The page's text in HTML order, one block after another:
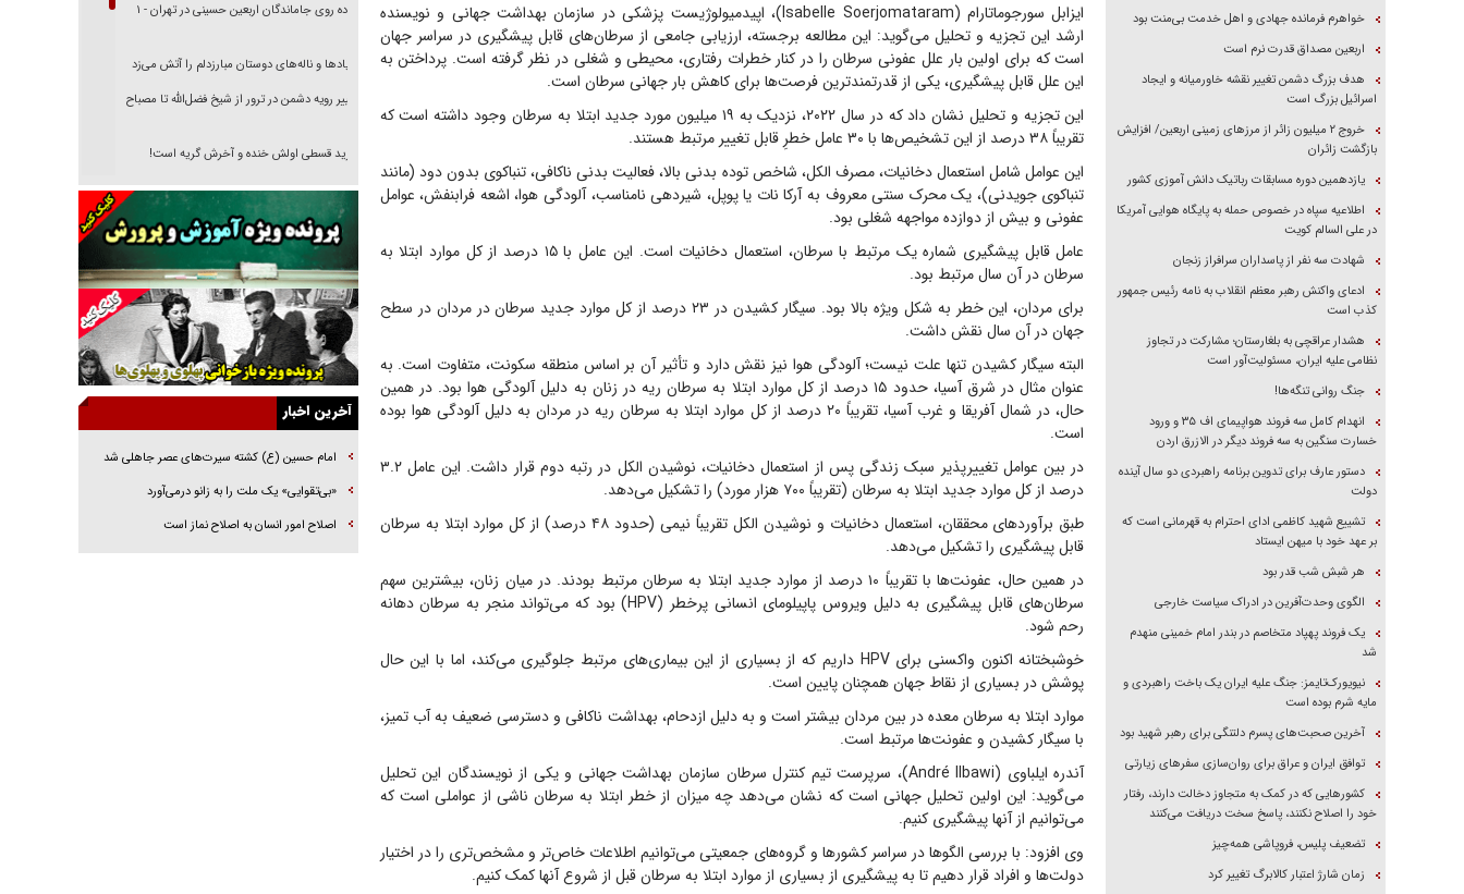
ایزابل سورجوماتارام (Isabelle Soerjomataram)، اپیدمیولوژیست پزشکی در سازمان بهداشت جهانی و نویسنده
ارشد این تجزیه و تحلیل می‌گوید: این مطالعه برجسته، ارزیابی جامعی از سرطان‌های قابل پیشگیری در سراسر جهان
است که برای اولین بار علل عفونی سرطان را در کنار خطرات رفتاری، محیطی و شغلی در نظر گرفته است. پرداختن به
این علل قابل پیشگیری، یکی از قدرتمندترین فرصت‌ها برای کاهش بار جهانی سرطان است.
این تجزیه و تحلیل نشان داد که در سال ۲۰۲۲، نزدیک به ۱۹ میلیون مورد جدید ابتلا به سرطان وجود داشته است که
تقریباً ۳۸ درصد از این تشخیص‌ها با ۳۰ عامل خطرِ قابل تغییر مرتبط هستند.
این عوامل شامل استعمال دخانیات، مصرف الکل، شاخص توده بدنی بالا، فعالیت بدنی ناکافی، تنباکوی بدون دود (مانند
تنباکوی جویدنی)، یک محرک سنتی معروف به آرکا نات یا پوپل، شیردهی نامناسب، آلودگی هوا، اشعه فرابنفش، عوامل
عفونی و بیش از دوازده مواجهه شغلی بود.
عامل قابل پیشگیری شماره یک مرتبط با سرطان، استعمال دخانیات است. این عامل با ۱۵ درصد از کل موارد ابتلا به
سرطان در آن سال مرتبط بود.
برای مردان، این خطر به شکل ویژه بالا بود. سیگار کشیدن در ۲۳ درصد از کل موارد جدید سرطان در مردان در سطح
جهان در آن سال نقش داشت.
البته سیگار کشیدن تنها علت نیست؛ آلودگی هوا نیز نقش دارد و تأثیر آن بر اساس منطقه سکونت، متفاوت است. به
عنوان مثال در شرق آسیا، حدود ۱۵ درصد از کل موارد ابتلا به سرطان ریه در زنان به دلیل آلودگی هوا بود. در همین
حال، در شمال آفریقا و غرب آسیا، تقریباً ۲۰ درصد از کل موارد ابتلا به سرطان ریه در مردان به دلیل آلودگی هوا بوده
است.
در بین عوامل تغییرپذیر سبک زندگی پس از استعمال دخانیات، نوشیدن الکل در رتبه دوم قرار داشت. این عامل ۳.۲
درصد از کل موارد جدید ابتلا به سرطان (تقریباً ۷۰۰ هزار مورد) را تشکیل می‌دهد.
طبق برآورد‌های محققان، استعمال دخانیات و نوشیدن الکل تقریباً نیمی (حدود ۴۸ درصد) از کل موارد ابتلا به سرطان
قابل پیشگیری را تشکیل می‌دهد.
در همین حال، عفونت‌ها با تقریباً ۱۰ درصد از موارد جدید ابتلا به سرطان مرتبط بودند. در میان زنان، بیشترین سهم
سرطان‌های قابل پیشگیری به دلیل ویروس پاپیلومای انسانی پرخطر (HPV) بود که می‌تواند منجر به سرطان دهانه
رحم شود.
خوشبختانه اکنون واکسنی برای HPV داریم که از بسیاری از این بیماری‌های مرتبط جلوگیری می‌کند، اما با این حال
پوشش در بسیاری از نقاط جهان همچنان پایین است.
موارد ابتلا به سرطان معده در بین مردان بیشتر است و به دلیل ازدحام، بهداشت ناکافی و دسترسی ضعیف به آب تمیز،
با سیگار کشیدن و عفونت‌ها مرتبط است.
آندره ایلباوی (André Ilbawi)، سرپرست تیم کنترل سرطان سازمان بهداشت جهانی و یکی از نویسندگان این تحلیل
می‌گوید: این اولین تحلیل جهانی است که نشان می‌دهد چه میزان از خطر ابتلا به سرطان ناشی از عواملی است که
می‌توانیم از آنها پیشگیری کنیم.
وی افزود: با بررسی الگو‌ها در سراسر کشور‌ها و گروه‌های جمعیتی می‌توانیم اطلاعات خاص‌تر و مشخص‌تری را در اختیار
دولت‌ها و افراد قرار دهیم تا به پیشگیری از بسیاری از موارد ابتلا به سرطان قبل از شروع آنها کمک کنیم.
خواهرم فرمانده جهادی و اهل خدمت بی‌منت بود
اربعین مصداق قدرت نرم است
هدف بزرگ دشمن تغییر نقشه خاورمیانه و ایجاد
اسرائیل بزرگ است
‌خروج ۲ میلیون زائر از مرز‌های زمینی اربعین/ افزایش
بازگشت زائران
یازدهمین دوره مسابقات رباتیک دانش آموزی کشور
اطلاعیه سپاه در خصوص حمله به پایگاه هوایی آمریکا
در علی السالم کویت
شهادت سه نفر از پاسداران سرافراز زنجان
ادعای واکنش رهبر معظم انقلاب به نامه رئیس جمهور
کذب است
هشدار عراقچی به بلغارستان؛ مشارکت در تجاوز
نظامی علیه ایران، مسئولیت‌آور است
جنگ روانی تنگه‌ها!
انهدام کامل سه فروند هواپیمای اف ۳۵ و ورود
خسارت سنگین به سه فروند دیگر در الازرق اردن
دستور عارف برای تدوین برنامه راهبردی دو سال آینده
دولت
تشییع شهید کاظمی ادای احترام به قهرمانی است که
بر عهد خود با میهن ایستاد
هر شبش شب قدر بود
الگوی وحدت‌آفرین در ادراک سیاست خارجی
یک فروند پهپاد متخاصم در بندر امام خمینی منهدم
شد
نیویورک‌تایمز: جنگ علیه ایران یک باخت راهبردی و
مایه شرم بوده است
آخرین صحبت‌های پسرم دلتنگی برای رهبر شهید بود
توافق ایران و عراق برای روان‌سازی سفر‌های زیارتی
کشور‌هایی که در کمک به متجاوز دخالت دارند، رفتار
خود را اصلاح نکنند، پاسخ سخت دریافت می‌کنند
تضعیف پلیس، فروپاشی همه‌چیز
زمان شارژ اعتبار کالابرگ تغییر کرد
پیاده روی جاماندگان اربعین حسینی در تهران - ۱
فریاد‌ها و ناله‌های دوستان مبارزدلم را آتش می‌زد
تغییر رویه دشمن در ترور از شیخ فضل‌الله تا مصباح
خرید قسطی اولش خنده و آخرش گریه است!
فوتبال و آن «بالا»!
راهبرد غافلگیری با نسل جدید پهپاد‌ها
جنجال پزشکان تقلبی در صنعت زیبایی
یهودی‌ها در ادبیات داستانی اروپا؛ از شکسپیر تا
دیکنز
گفت‌وگو با خواهر یکی از شهدای جنگ رمضان/
خواهرم فرمانده جهادی و اهل خدمت بی‌منت بود
جزئیات شکنجه‌هایم فراتر از آن است که در بیان
بگنجد!
گزارش «جوان» از قوانین سخت‌گیرانه ۶ قاره در
نقشه راه آینده غرب آسیا
آخرین اخبار
امام حسین (ع) کشته سیرت‌های عصر جاهلی شد
«بی‌تقوایی» یک ملت را به زانو درمى‌آورد
اصلاح امور انسان به اصلاح نماز است